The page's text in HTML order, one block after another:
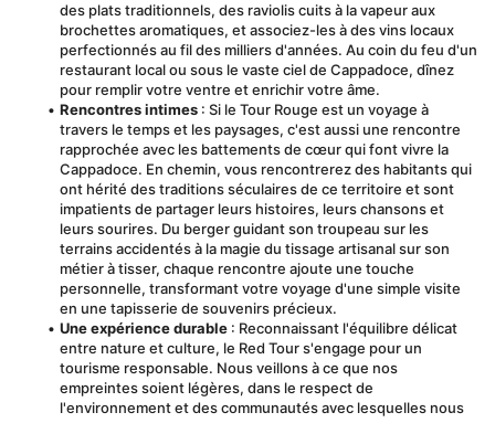
des plats traditionnels, des raviolis cuits à la vapeur aux
brochettes aromatiques, et associez-les à des vins locaux
perfectionnés au fil des milliers d'années. Au coin du feu d'un
restaurant local ou sous le vaste ciel de Cappadoce, dînez
pour remplir votre ventre et enrichir votre âme.
Rencontres intimes : Si le Tour Rouge est un voyage à
travers le temps et les paysages, c'est aussi une rencontre
rapprochée avec les battements de cœur qui font vivre la
Cappadoce. En chemin, vous rencontrerez des habitants qui
ont hérité des traditions séculaires de ce territoire et sont
impatients de partager leurs histoires, leurs chansons et
leurs sourires. Du berger guidant son troupeau sur les
terrains accidentés à la magie du tissage artisanal sur son
métier à tisser, chaque rencontre ajoute une touche
personnelle, transformant votre voyage d'une simple visite
en une tapisserie de souvenirs précieux.
Une expérience durable : Reconnaissant l'équilibre délicat
entre nature et culture, le Red Tour s'engage pour un
tourisme responsable. Nous veillons à ce que nos
empreintes soient légères, dans le respect de
l'environnement et des communautés avec lesquelles nous